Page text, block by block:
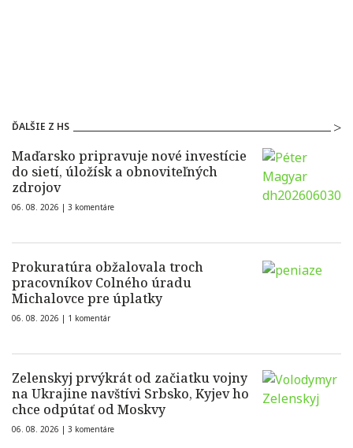
ĎALŠIE Z HS
Maďarsko pripravuje nové investície
do sietí, úložísk a obnoviteľných
zdrojov
06. 08. 2026 | 3 komentáre
Prokuratúra obžalovala troch
pracovníkov Colného úradu
Michalovce pre úplatky
06. 08. 2026 | 1 komentár
Zelenskyj prvýkrát od začiatku vojny
na Ukrajine navštívi Srbsko, Kyjev ho
chce odpútať od Moskvy
06. 08. 2026 | 3 komentáre